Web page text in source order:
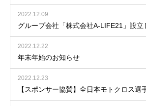
2022.12.09
グループ会社「株式会社A-LIFE21」設立
2022.12.22
年末年始のお知らせ
2022.12.23
【スポンサー協賛】全日本モトクロス選